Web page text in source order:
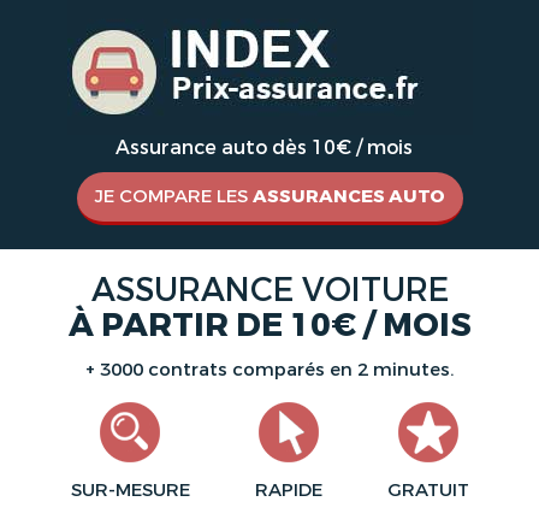
Assurance auto dès 10€ / mois
JE COMPARE LES ASSURANCES AUTO
ASSURANCE VOITURE
À PARTIR DE 10€ / MOIS
+ 3000 contrats comparés en 2 minutes.
SUR-MESURE RAPIDE GRATUIT